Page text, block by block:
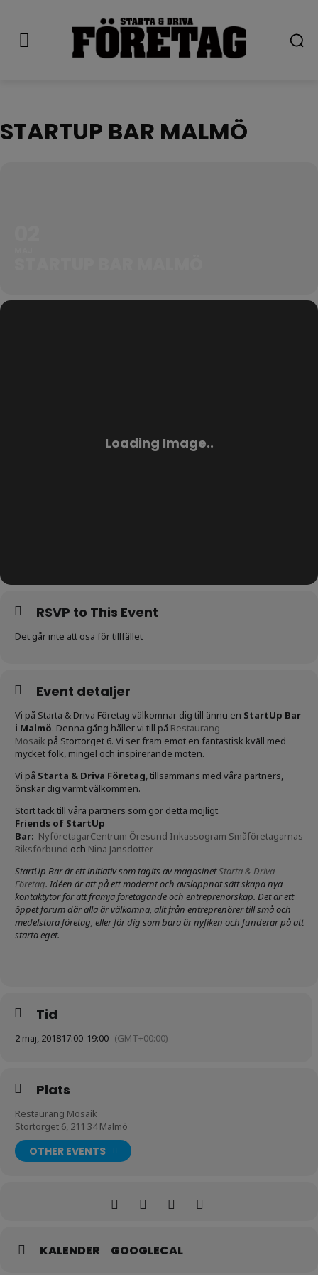
STARTUP BAR MALMÖ
RSVP to This Event
Det går inte att osa för tillfället
Event detaljer
Vi på Starta & Driva Företag välkomnar dig till ännu en StartUp Bar
i Malmö. Denna gång håller vi till på Restaurang
Mosaik på Stortorget 6. Vi ser fram emot en fantastisk kväll med
mycket folk, mingel och inspirerande möten.
Vi på Starta & Driva Företag, tillsammans med våra partners,
önskar dig varmt välkommen.
Stort tack till våra partners som gör detta möjligt.
Friends of StartUp
Bar: NyföretagarCentrum Öresund Inkassogram Småföretagarnas
Riksförbund och Nina Jansdotter
StartUp Bar är ett initiativ som tagits av magasinetStarta & Driva
Företag. Idéen är att på ett modernt och avslappnat sätt skapa nya
kontaktytor för att främja företagande och entreprenörskap. Det är ett
öppet forum där alla är välkomna, allt från entreprenörer till små och
medelstora företag, eller för dig som bara är nyfiken och funderar på att
starta eget.
Tid
2 maj, 201817:00-19:00 (GMT+00:00)
Plats
Restaurang Mosaik
Stortorget 6, 211 34 Malmö
OTHER EVENTS
KALENDER GOOGLECAL